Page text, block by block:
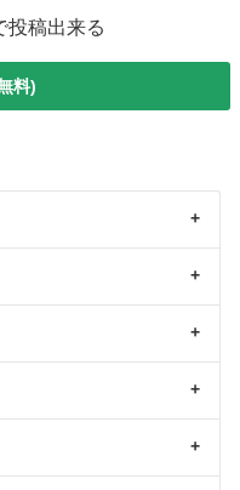
投稿出来る
料)